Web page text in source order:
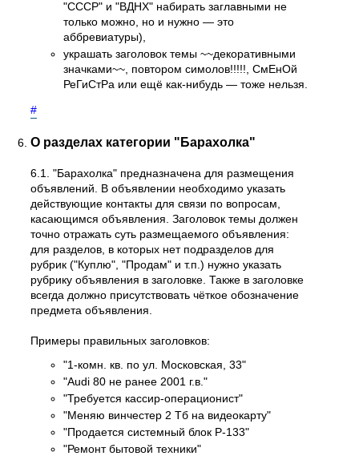
"СССР" и "ВДНХ" набирать заглавными не
только можно, но и нужно — это
аббревиатуры),
украшать заголовок темы ~~декоративными
значками~~, повтором симолов!!!!!, СмЕнОй
РеГиСтРа или ещё как-нибудь — тоже нельзя.
#
О разделах категории "Барахолка"
6.1. "Барахолка" предназначена для размещения
объявлений. В объявлении необходимо указать
действующие контакты для связи по вопросам,
касающимся объявления. Заголовок темы должен
точно отражать суть размещаемого объявления:
для разделов, в которых нет подразделов для
рубрик ("Куплю", "Продам" и т.п.) нужно указать
рубрику объявления в заголовке. Также в заголовке
всегда должно присутствовать чёткое обозначение
предмета объявления.
Примеры правильных заголовков:
"1-комн. кв. по ул. Московская, 33"
"Audi 80 не ранее 2001 г.в."
"Требуется кассир-операционист"
"Меняю винчестер 2 Тб на видеокарту"
"Продается системный блок P-133"
"Ремонт бытовой техники"